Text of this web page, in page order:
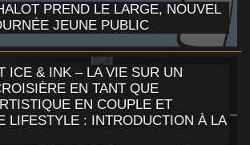
PREND LE LARGE, NOUVEL
JEUNE PUBLIC
ICE & INK – LA VIE SUR UN
EN TANT QUE
EN COUPLE ET
LIFESTYLE : INTRODUCTION À LA